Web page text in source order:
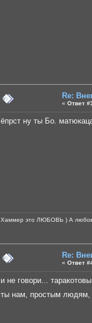
Re:
« Ответ
ёпрст ну ты Бо.
Хаммер это ЛЮБОВЬ ) А
Re:
« Ответ
и не говори...
ты нам, простым людям,